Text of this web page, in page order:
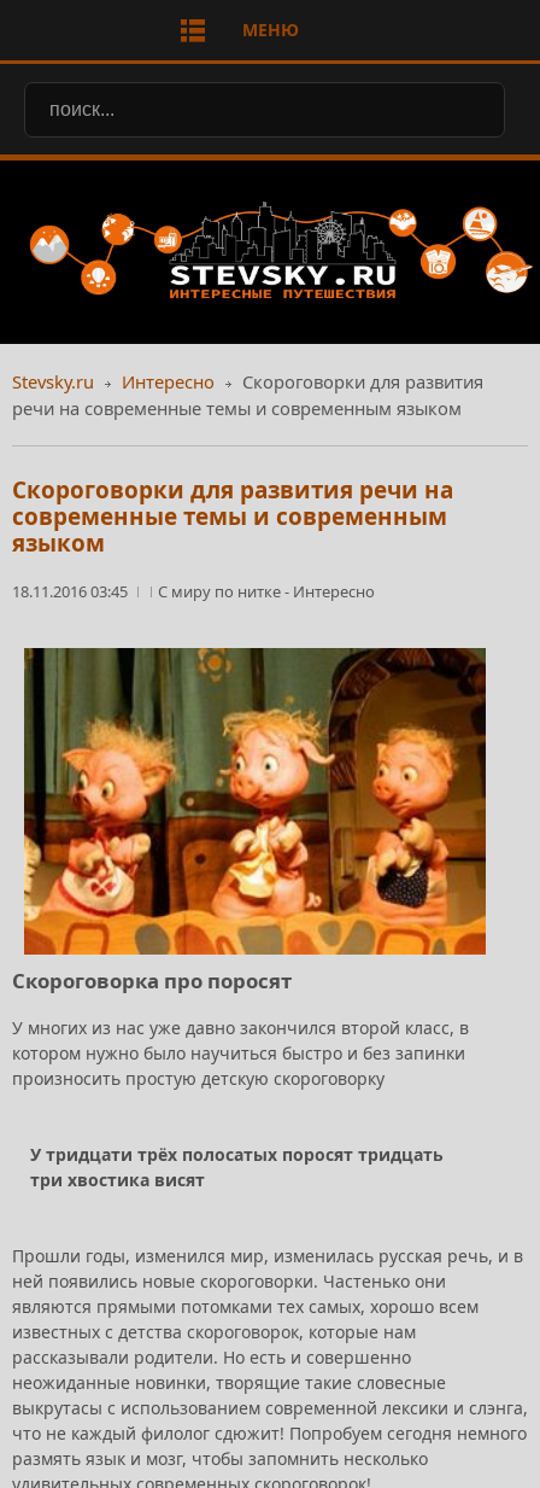
МЕНЮ
Stevsky.ru Интересно
Скороговорки для развития
речи на современные темы и современным языком
Скороговорки для развития речи на
современные темы и современным
языком
18.11.2016 03:45 С миру по нитке- Интересно
Скороговорка про поросят
У многих из нас уже давно закончился второй класс, в
котором нужно было научиться быстро и без запинки
произносить простую детскую скороговорку
У тридцати трёх полосатых поросят тридцать
три хвостика висят
Прошли годы, изменился мир, изменилась русская речь, и в
ней появились новые скороговорки. Частенько они
являются прямыми потомками тех самых, хорошо всем
известных с детства скороговорок, которые нам
рассказывали родители. Но есть и совершенно
неожиданные новинки, творящие такие словесные
выкрутасы с использованием современной лексики и слэнга,
что не каждый филолог сдюжит! Попробуем сегодня немного
размять язык и мозг, чтобы запомнить несколько